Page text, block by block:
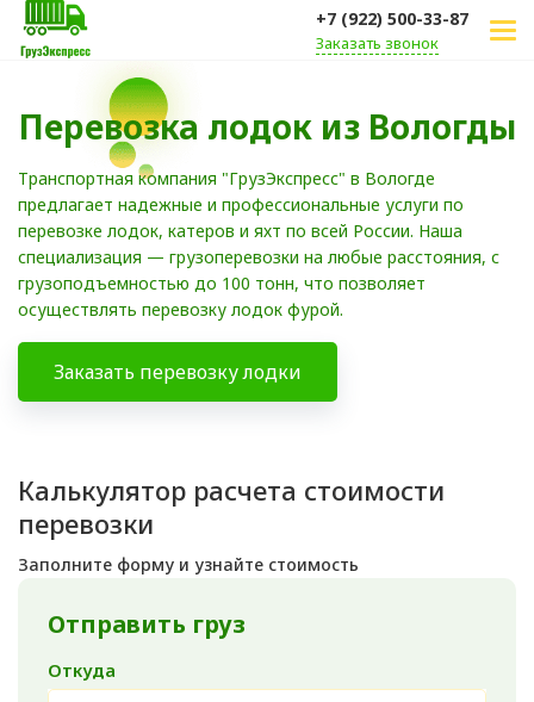
+7 (922) 500-33-87
Заказать звонок
Перевозка лодок из Вологды
Транспортная компания "ГрузЭкспресс" в Вологде
предлагает надежные и профессиональные услуги по
перевозке лодок, катеров и яхт по всей России. Наша
специализация — грузоперевозки на любые расстояния, с
грузоподъемностью до 100 тонн, что позволяет
осуществлять перевозку лодок фурой.
Заказать перевозку лодки
Калькулятор расчета стоимости
перевозки
Заполните форму и узнайте стоимость
Отправить груз
Откуда